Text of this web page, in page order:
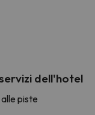
dell'hotel
piste